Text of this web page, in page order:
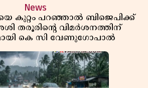
News
കുറ്റം പറഞ്ഞാൽ ബിജെപിക്ക്
തരൂരിന്റെ വിമർശനത്തിന്
കെ സി വേണുഗോപാൽ